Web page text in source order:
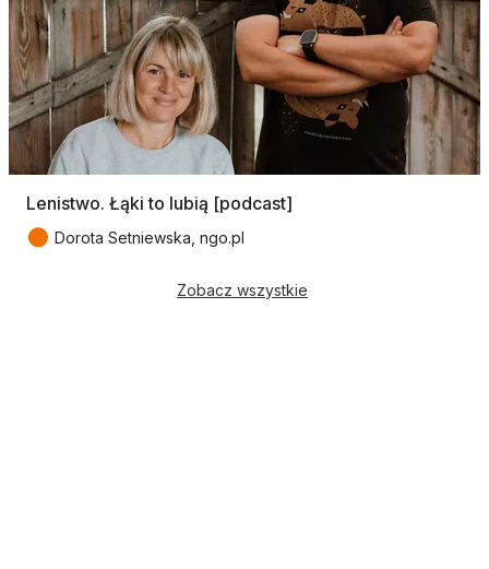
Lenistwo. Łąki to lubią [podcast]
● Dorota Setniewska, ngo.pl
Zobacz wszystkie